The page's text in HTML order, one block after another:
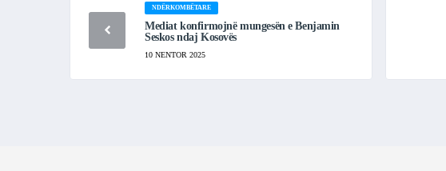
NDËRKOMBËTARE
Mediat konfirmojnë mungesën e Benjamin
Seskos ndaj Kosovës
10 NENTOR 2025